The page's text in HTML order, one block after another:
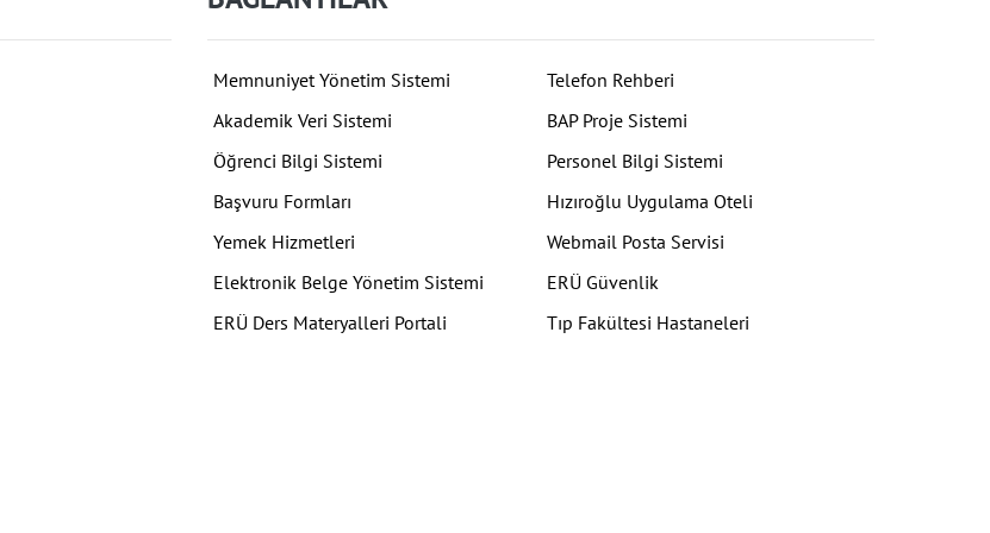
Memnuniyet Yönetim Sistemi
Telefon Rehberi
Akademik Veri Sistemi
BAP Proje Sistemi
Öğrenci Bilgi Sistemi
Personel Bilgi Sistemi
Başvuru Formları
Hızıroğlu Uygulama Oteli
Yemek Hizmetleri
Webmail Posta Servisi
Elektronik Belge Yönetim Sistemi
ERÜ Güvenlik
ERÜ Ders Materyalleri Portali
Tıp Fakültesi Hastaneleri